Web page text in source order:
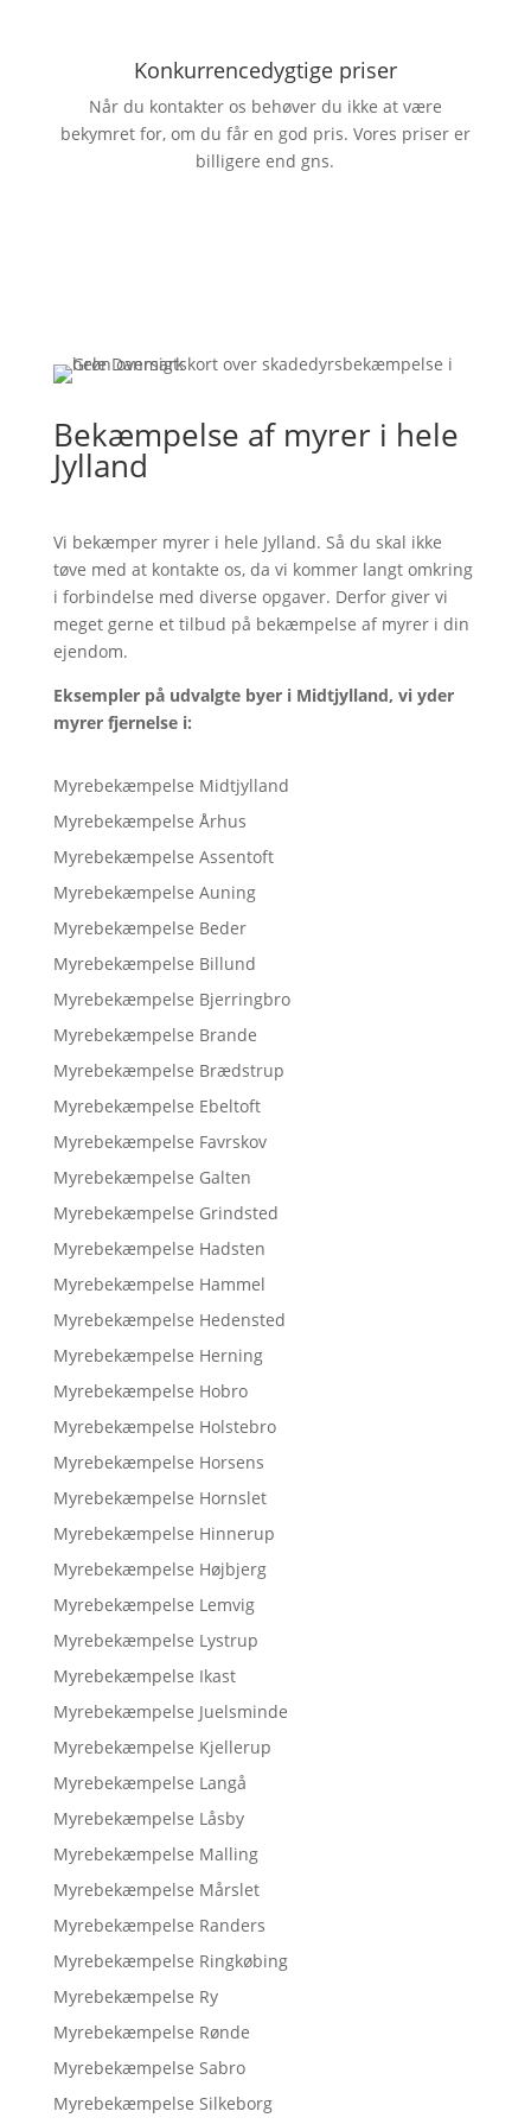
Konkurrencedygtige priser
Når du kontakter os behøver du ikke at være
bekymret for, om du får en god pris. Vores priser er
billigere end gns.
Bekæmpelse af myrer i hele
Jylland
Vi bekæmper myrer i hele Jylland. Så du skal ikke
tøve med at kontakte os, da vi kommer langt omkring
i forbindelse med diverse opgaver. Derfor giver vi
meget gerne et tilbud på bekæmpelse af myrer i din
ejendom.
Eksempler på udvalgte byer i Midtjylland, vi yder
myrer fjernelse i:
Myrebekæmpelse Midtjylland
Myrebekæmpelse Århus
Myrebekæmpelse Assentoft
Myrebekæmpelse Auning
Myrebekæmpelse Beder
Myrebekæmpelse Billund
Myrebekæmpelse Bjerringbro
Myrebekæmpelse Brande
Myrebekæmpelse Brædstrup
Myrebekæmpelse Ebeltoft
Myrebekæmpelse Favrskov
Myrebekæmpelse Galten
Myrebekæmpelse Grindsted
Myrebekæmpelse Hadsten
Myrebekæmpelse Hammel
Myrebekæmpelse Hedensted
Myrebekæmpelse Herning
Myrebekæmpelse Hobro
Myrebekæmpelse Holstebro
Myrebekæmpelse Horsens
Myrebekæmpelse Hornslet
Myrebekæmpelse Hinnerup
Myrebekæmpelse Højbjerg
Myrebekæmpelse Lemvig
Myrebekæmpelse Lystrup
Myrebekæmpelse Ikast
Myrebekæmpelse Juelsminde
Myrebekæmpelse Kjellerup
Myrebekæmpelse Langå
Myrebekæmpelse Låsby
Myrebekæmpelse Malling
Myrebekæmpelse Mårslet
Myrebekæmpelse Randers
Myrebekæmpelse Ringkøbing
Myrebekæmpelse Ry
Myrebekæmpelse Rønde
Myrebekæmpelse Sabro
Myrebekæmpelse Silkeborg